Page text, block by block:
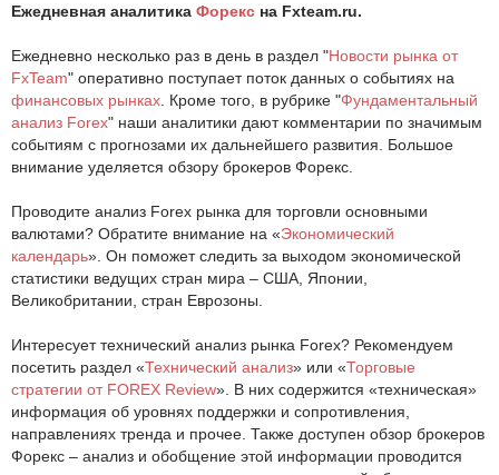
Ежедневная аналитика Форекс на Fxteam.ru.
Ежедневно несколько раз в день в раздел "Новости рынка от
FxTeam" оперативно поступает поток данных о событиях на
финансовых рынках . Кроме того, в рубрике "Фундаментальный
анализ Forex" наши аналитики дают комментарии по значимым
событиям c прогнозами их дальнейшего развития. Большое
внимание уделяется обзору брокеров Форекс.
Проводите анализ Forex рынка для торговли основными
валютами? Обратите внимание на «Экономический
календарь». Он поможет следить за выходом экономической
статистики ведущих стран мира – США, Японии,
Великобритании, стран Еврозоны.
Интересует технический анализ рынка Forex? Рекомендуем
посетить раздел «Технический анализ» или «Торговые
стратегии от FOREX Review». В них содержится «техническая»
информация об уровнях поддержки и сопротивления,
направлениях тренда и прочее. Также доступен обзор брокеров
Форекс – анализ и обобщение этой информации проводится